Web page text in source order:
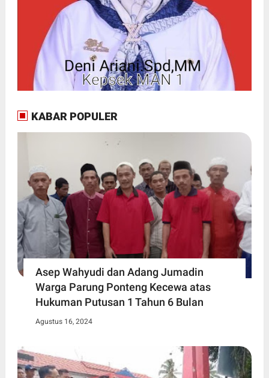
KABAR POPULER
Asep Wahyudi dan Adang Jumadin
Warga Parung Ponteng Kecewa atas
Hukuman Putusan 1 Tahun 6 Bulan
Agustus 16, 2024